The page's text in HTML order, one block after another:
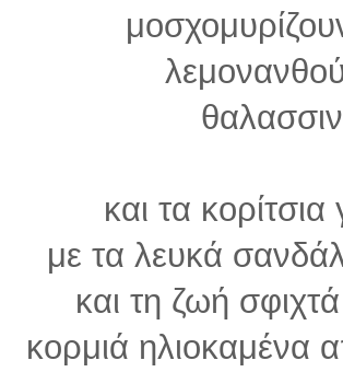
και τα
με τα λευκά
και τη ζωή
κορμιά ηλιοκαμένα